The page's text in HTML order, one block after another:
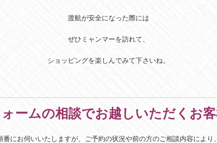
渡航が安全になった際には
ぜひミャンマーを訪れて、
ショッピングを楽しんでみて下さいね。
ームの相談でお越しいただくお
番にお伺いいたしますが、ご予約の状況や前の方のご相談内容により